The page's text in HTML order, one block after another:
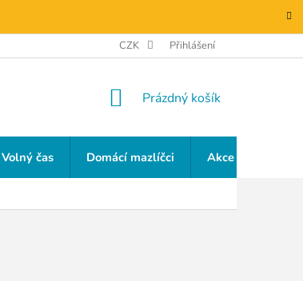
CZK Přihlášení
NÁKUPNÍ
Prázdný košík
Volný čas Domácí mazlíčci Akce a slevy